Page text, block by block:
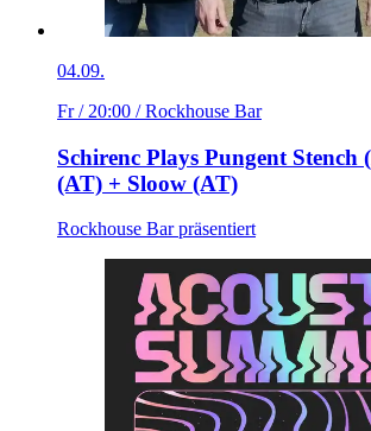
04.09.
Fr / 20:00 / Rockhouse Bar
Schirenc Plays Pungent Stench
(AT) + Sloow (AT)
Rockhouse Bar präsentiert